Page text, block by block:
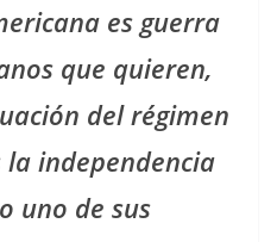
es guerra
que quieren,
del régimen
independencia
uno de sus